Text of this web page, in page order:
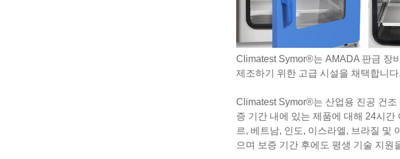
Climatest Symor®는 AMADA 판금 장
제조하기 위한 고급 시설을 채택합니
Climatest Symor®는 산업용 진공 건조
증 기간 내에 있는 제품에 대해 24시
르, 베트남, 인도, 이스라엘, 브라질 및
으며 보증 기간 후에도 평생 기술 지원